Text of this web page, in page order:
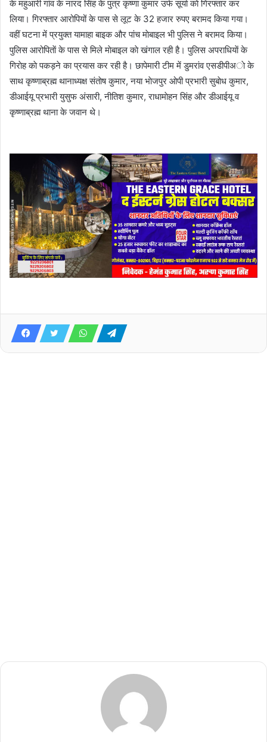
के महुआरी गांव के नारद सिंह के पुत्र कृष्णा कुमार उर्फ सूर्या काे गिरफ्तार कर
लिया। गिरफ्तार आरोपियों के पास से लूट के 32 हजार रुपए बरामद किया गया।
वहीं घटना में प्रयुक्त यामाहा बाइक और पांच माेबाइल भी पुलिस ने बरामद किया।
पुलिस आरोपिताें के पास से मिले माेबाइल काे खंगाल रही है। पुलिस अपराधियाें के
गिराेह काे पकड़ने का प्रयास कर रही है। छापेमारी टीम में डुमरांव एसडीपीअाे के
साथ कृष्णाब्रह्म थानाध्यक्ष संताेष कुमार, नया भाेजपुर ओपी प्रभारी सुबाेध कुमार,
डीआईयू प्रभारी युसुफ अंसारी, नीतिश कुमार, राधामाेहन सिंह और डीआईयू व
कृष्णाब्रह्म थाना के जवान थे।